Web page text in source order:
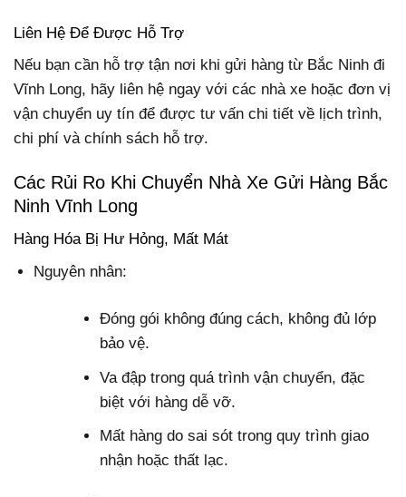
Liên Hệ Để Được Hỗ Trợ
Nếu bạn cần hỗ trợ tận nơi khi gửi hàng từ Bắc Ninh đi
Vĩnh Long, hãy liên hệ ngay với các nhà xe hoặc đơn vị
vận chuyển uy tín để được tư vấn chi tiết về lịch trình,
chi phí và chính sách hỗ trợ.
Các Rủi Ro Khi Chuyển Nhà Xe Gửi Hàng Bắc
Ninh Vĩnh Long
Hàng Hóa Bị Hư Hỏng, Mất Mát
Nguyên nhân:
Đóng gói không đúng cách, không đủ lớp
bảo vệ.
Va đập trong quá trình vận chuyển, đặc
biệt với hàng dễ vỡ.
Mất hàng do sai sót trong quy trình giao
nhận hoặc thất lạc.